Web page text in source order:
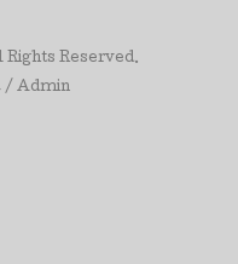
Rights Reserved.
/ Admin